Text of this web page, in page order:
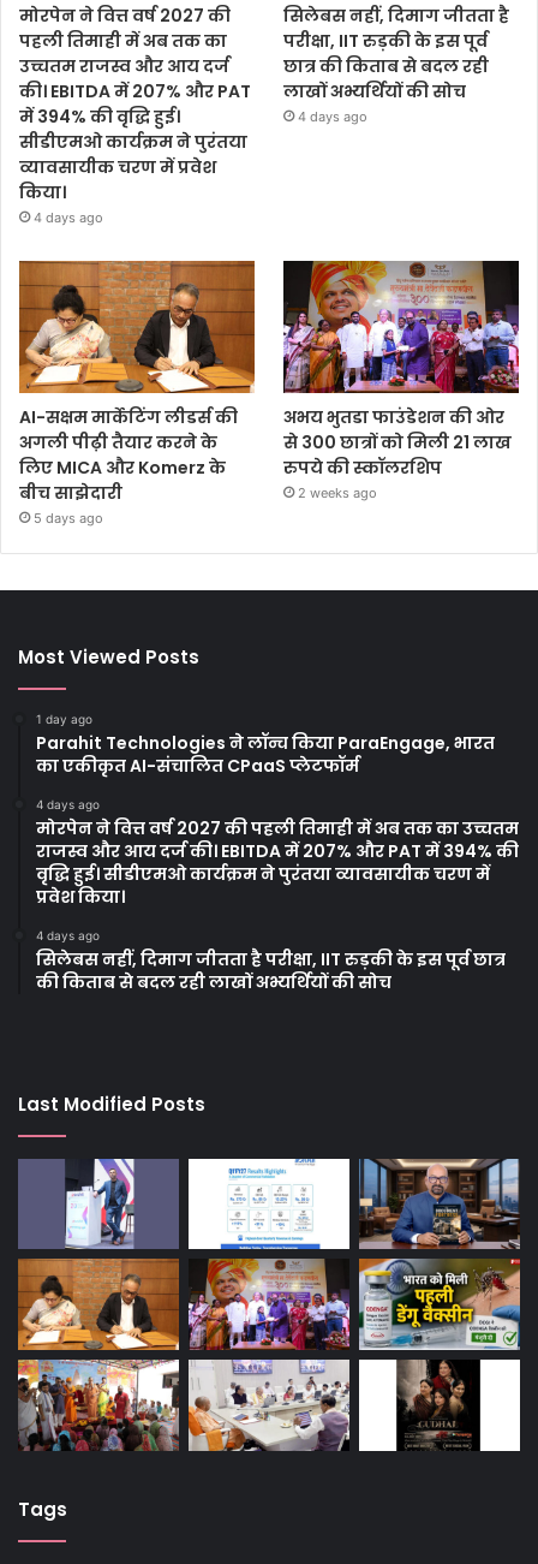
मोरपेन ने वित्त वर्ष 2027 की
पहली तिमाही में अब तक का
उच्चतम राजस्व और आय दर्ज
की। EBITDA में 207% और PAT
में 394% की वृद्धि हुई।
सीडीएमओ कार्यक्रम ने पुरंतया
व्यावसायीक चरण में प्रवेश
किया।
4 days ago
सिलेबस नहीं, दिमाग जीतता है
परीक्षा, IIT रुड़की के इस पूर्व
छात्र की किताब से बदल रही
लाखों अभ्यर्थियों की सोच
4 days ago
AI-सक्षम मार्केटिंग लीडर्स की
अगली पीढ़ी तैयार करने के
लिए MICA और Komerz के
बीच साझेदारी
5 days ago
अभय भुतडा फाउंडेशन की ओर
से 300 छात्रों को मिली 21 लाख
रुपये की स्कॉलरशिप
2 weeks ago
Most Viewed Posts
1 day ago
Parahit Technologies ने लॉन्च किया ParaEngage, भारत
का एकीकृत AI-संचालित CPaaS प्लेटफॉर्म
4 days ago
मोरपेन ने वित्त वर्ष 2027 की पहली तिमाही में अब तक का उच्चतम
राजस्व और आय दर्ज की। EBITDA में 207% और PAT में 394% की
वृद्धि हुई। सीडीएमओ कार्यक्रम ने पुरंतया व्यावसायीक चरण में
प्रवेश किया।
4 days ago
सिलेबस नहीं, दिमाग जीतता है परीक्षा, IIT रुड़की के इस पूर्व छात्र
की किताब से बदल रही लाखों अभ्यर्थियों की सोच
Last Modified Posts
Tags